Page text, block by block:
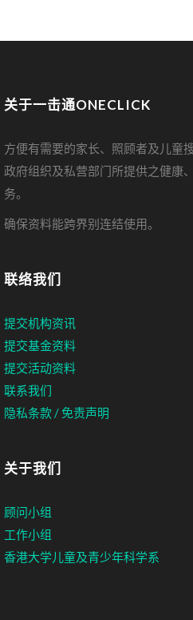
关于一击通ONECLICK
方便有需要的家长、照顾者及儿童
政府组织及私营部门所提供之健康
务。
确保资料能跨界别连结使用。
联络我们
提交机构资讯
提交基金资料
提交活动资料
联系我们
隐私条款 / 免责声明
关于我们
顾问小组
工作小组
香港大学儿童及青少年科学系